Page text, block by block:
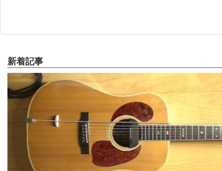
新着記事